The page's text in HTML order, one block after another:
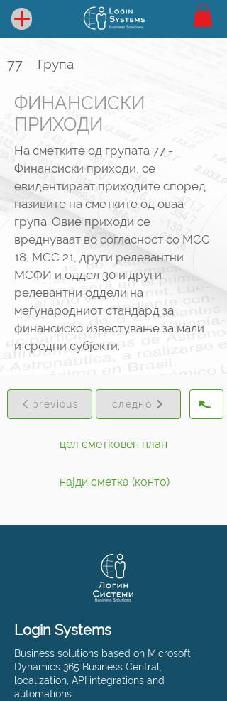
77 Група
ФИНАНСИСКИ
ПРИХОДИ
На сметките од групата 77 -
Финансиски приходи, се
евидентираат приходите според
називите на сметките од оваа
група. Овие приходи се
вреднуваат во согласност со МСС
18, МСС 21, други релевантни
МСФИ и оддел 30 и други
релевантни оддели на
меѓународниот стандард за
финансиско известување за мали
и средни субјекти.
previous следно
цел сметковен план
најди сметка (конто)
Login Systems
Business solutions based on Microsoft
Dynamics 365 Business Central,
localization, API integrations and
automations.